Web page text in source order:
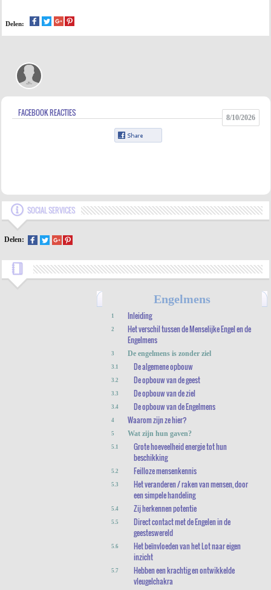
Delen:
FACEBOOK REACTIES 8/10/2026
SOCIAL SERVICES
Delen:
Engelmens
1 Inleiding
2
Het verschil tussen de Menselijke Engel en de
Engelmens
3 De engelmens is zonder ziel
3.1 De algemene opbouw
3.2 De opbouw van de geest
3.3 De opbouw van de ziel
3.4 De opbouw van de Engelmens
4 Waarom zijn ze hier?
5 Wat zijn hun gaven?
5.1
Grote hoeveelheid energie tot hun
beschikking
5.2 Feilloze mensenkennis
5.3
Het veranderen / raken van mensen, door
een simpele handeling
5.4 Zij herkennen potentie
5.5
Direct contact met de Engelen in de
geesteswereld
5.6
Het beïnvloeden van het Lot naar eigen
inzicht
5.7
Hebben een krachtig en ontwikkelde
vleugelchakra